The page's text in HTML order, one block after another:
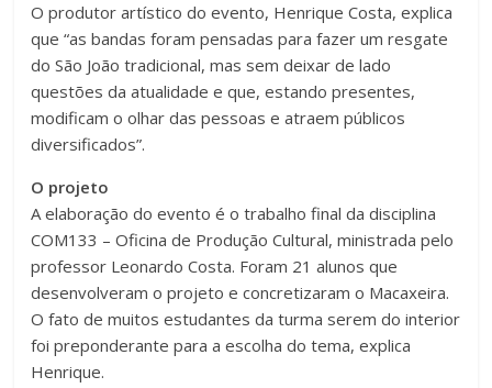
O produtor artístico do evento, Henrique Costa, explica
que “as bandas foram pensadas para fazer um resgate
do São João tradicional, mas sem deixar de lado
questões da atualidade e que, estando presentes,
modificam o olhar das pessoas e atraem públicos
diversificados”.
O projeto
A elaboração do evento é o trabalho final da disciplina
COM133 – Oficina de Produção Cultural, ministrada pelo
professor Leonardo Costa. Foram 21 alunos que
desenvolveram o projeto e concretizaram o Macaxeira.
O fato de muitos estudantes da turma serem do interior
foi preponderante para a escolha do tema, explica
Henrique.